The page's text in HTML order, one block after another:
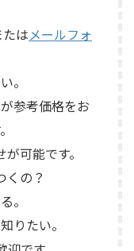
ューム、バランス、
、バランス出力、フ
ドやバランス入力カ
無、電源部の状態、
ブル、外観コンディシ
扱説明書など付属品の
確認しながら査定いた
。 買取商品：Mark
N ...
たはメールフォ
。
参考価格をお
可能です。
くの？
。
りたい。